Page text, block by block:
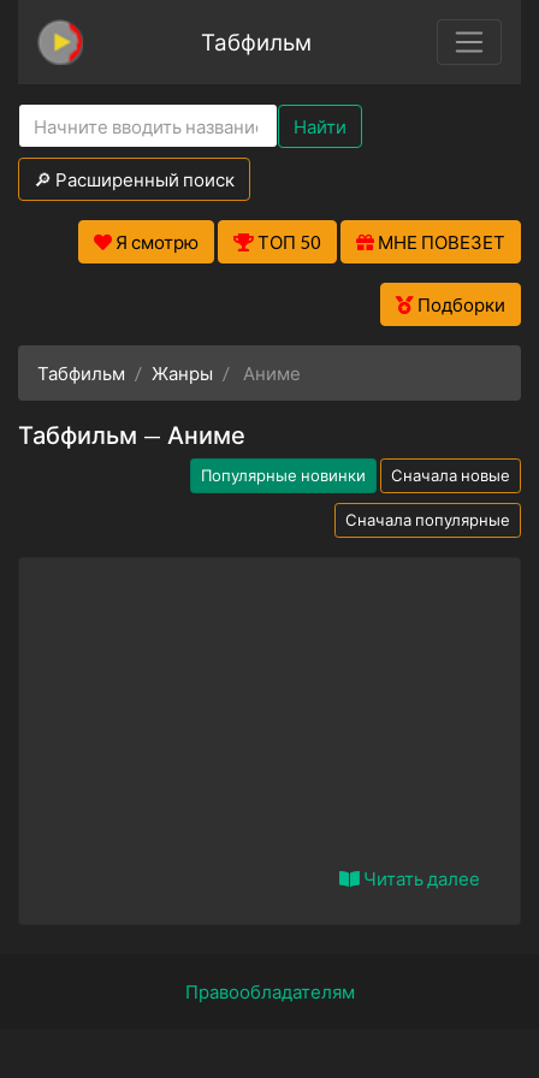
Табфильм
Найти
🔎 Расширенный поиск
Я смотрю ТОП 50 МНЕ ПОВЕЗЕТ
Подборки
Табфильм Жанры Аниме
Табфильм — Аниме
Популярные новинки Сначала новые
Сначала популярные
Читать далее
Правообладателям